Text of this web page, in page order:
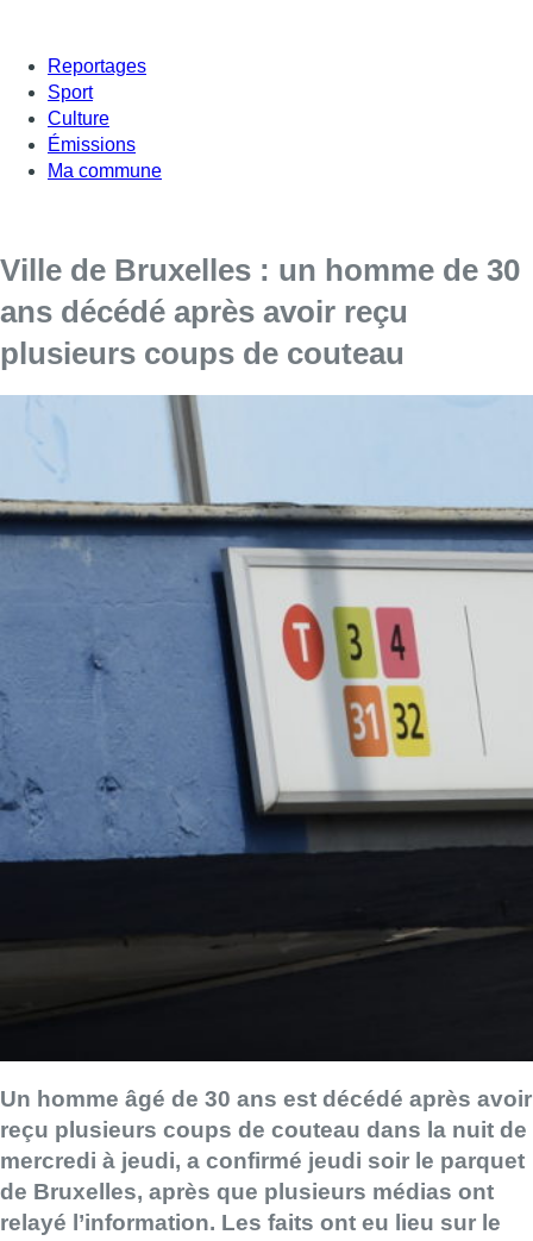
Reportages
Sport
Culture
Émissions
Ma commune
Ville de Bruxelles : un homme de 30
ans décédé après avoir reçu
plusieurs coups de couteau
Un homme âgé de 30 ans est décédé après avoir
reçu plusieurs coups de couteau dans la nuit de
mercredi à jeudi, a confirmé jeudi soir le parquet
de Bruxelles, après que plusieurs médias ont
relayé l’information. Les faits ont eu lieu sur le